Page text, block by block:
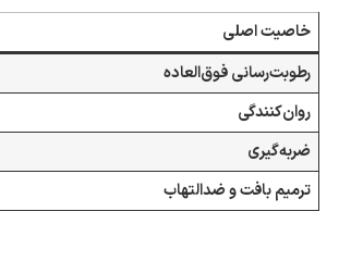
خاصیت اصلی
رطوبت‌رسانی فوق‌العاده
روان‌کنندگی
ضربه‌گیری
ترمیم بافت و ضدالتهاب